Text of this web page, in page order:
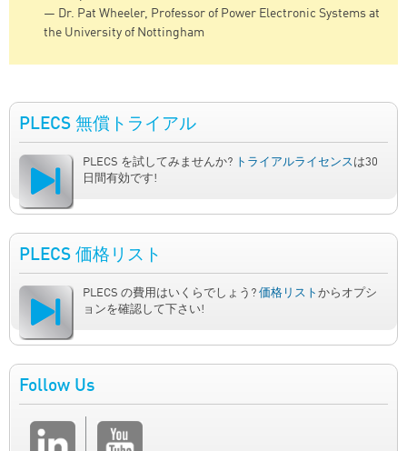
— Dr. Pat Wheeler, Professor of Power Electronic Systems at
the University of Nottingham
PLECS 無償トライアル
PLECS を試してみませんか? トライアルライセンスは30
日間有効です!
PLECS 価格リスト
PLECS の費用はいくらでしょう? 価格リスト からオプシ
ョンを確認して下さい!
Follow Us